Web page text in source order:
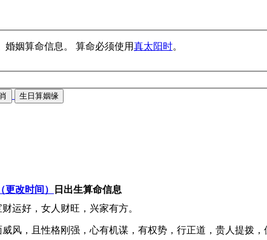
姻算命信息。 算命必须使用真太阳时。
生日算姻缘
（更改时间） 日出生算命信息
运好，女人财旺，兴家有方。
风，且性格刚强，心有机谋，有权势，行正道，贵人提拨，